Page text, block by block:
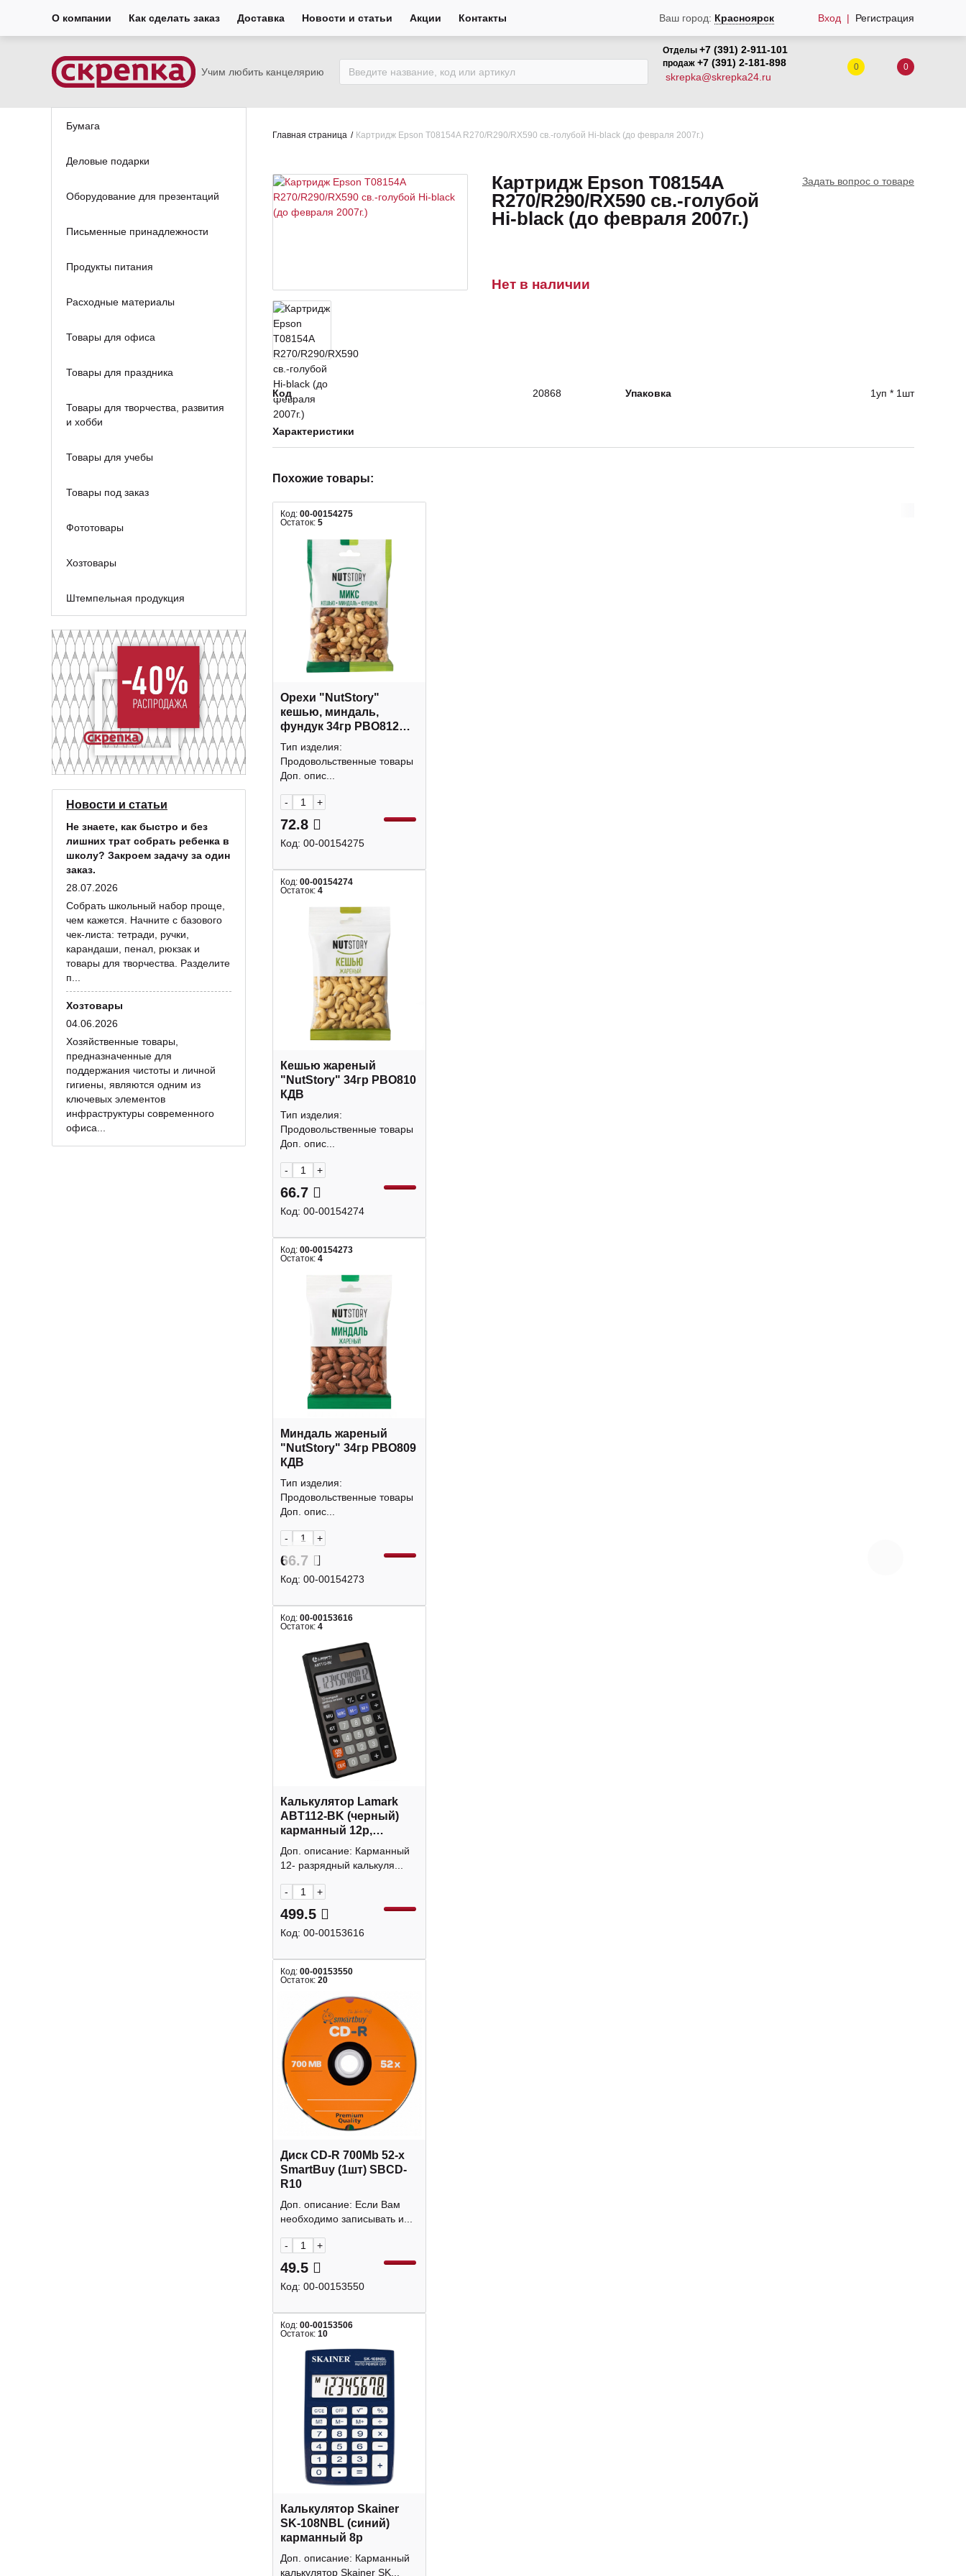
О компании Как сделать заказ Доставка Новости и статьи Акции Контакты Ваш город: Красноярск Вход Регистрация
Учим любить канцелярию
Отделы +7 (391) 2-911-101
продаж +7 (391) 2-181-898
skrepka@skrepka24.ru
0 0
Бумага
Деловые подарки
Оборудование для презентаций
Письменные принадлежности
Продукты питания
Расходные материалы
Товары для офиса
Товары для праздника
Товары для творчества, развития
и хобби
Товары для учебы
Товары под заказ
Фототовары
Хозтовары
Штемпельная продукция
Новости и статьи
Не знаете, как быстро и без
лишних трат собрать ребенка в
школу? Закроем задачу за один
заказ.
28.07.2026
Собрать школьный набор проще,
чем кажется. Начните с базового
чек-листа: тетради, ручки,
карандаши, пенал, рюкзак и
товары для творчества. Разделите
п...
Хозтовары
04.06.2026
Хозяйственные товары,
предназначенные для
поддержания чистоты и личной
гигиены, являются одним из
ключевых элементов
инфраструктуры современного
офиса...
Главная страница Картридж Epson T08154A R270/R290/RX590 св.-голубой Hi-black (до февраля 2007г.)
Картридж Epson T08154A
R270/R290/RX590 св.-голубой
Hi-black (до февраля 2007г.)
Задать вопрос о товаре
Нет в наличии
Код 20868 Упаковка 1уп * 1шт
Характеристики
Похожие товары:
Код: 00-00154275
Остаток: 5
Орехи "NutStory"
кешью, миндаль,
фундук 34гр РВО812
КДВ
Тип изделия:
Продовольственные товары
Доп. опис...
- +
72.8
Код: 00-00154275
Код: 00-00154274
Остаток: 4
Кешью жареный
"NutStory" 34гр РВО810
КДВ
Тип изделия:
Продовольственные товары
Доп. опис...
- +
66.7
Код: 00-00154274
Код: 00-00154273
Остаток: 4
Миндаль жареный
"NutStory" 34гр РВО809
КДВ
Тип изделия:
Продовольственные товары
Доп. опис...
- +
66.7
Код: 00-00154273
Код: 00-00153616
Остаток: 4
Калькулятор Lamark
ABT112-BK (черный)
карманный 12р,
крышка
Доп. описание: Карманный
12- разрядный калькуля...
- +
499.5
Код: 00-00153616
Код: 00-00153550
Остаток: 20
Диск CD-R 700Mb 52-х
SmartBuy (1шт) SBCD-
R10
Доп. описание: Если Вам
необходимо записывать и...
- +
49.5
Код: 00-00153550
Код: 00-00153506
Остаток: 10
Калькулятор Skainer
SK-108NBL (синий)
карманный 8р
Доп. описание: Карманный
калькулятор Skainer SK...